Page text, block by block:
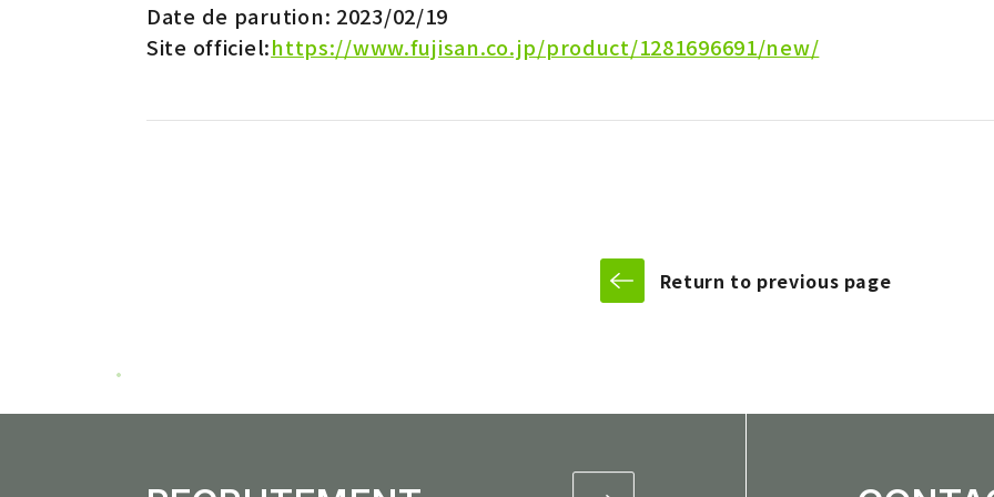
Distribution a l'etrangerAmelioration du systeme de livraison / Developpement des services de gestion
Date de parution: 2023/02/19
Site officiel:https://www.fujisan.co.jp/product/1281696691/new/
Return to previous page